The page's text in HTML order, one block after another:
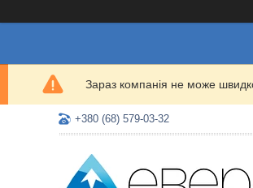
Зараз компанія не може
+380 (68) 579-03-32